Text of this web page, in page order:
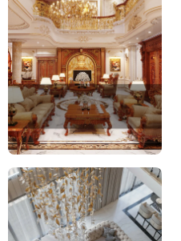
THIẾT KẾ THI CÔNG
NỘI THẤT
Cung cấp các giải pháp
theo phong cách sống với